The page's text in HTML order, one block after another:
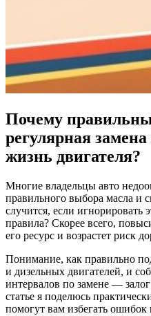
Почему
регулярная
жизнь двигателя?
Многие владельцы авто
правильного выбора масла и
случится, если
правила? Скорее всего,
его ресурс и возрастет риск
Понимание, как правильно
и дизельных двигателей, и
интервалов по замене —
статье я поделюсь
помогут вам избегать ошибок